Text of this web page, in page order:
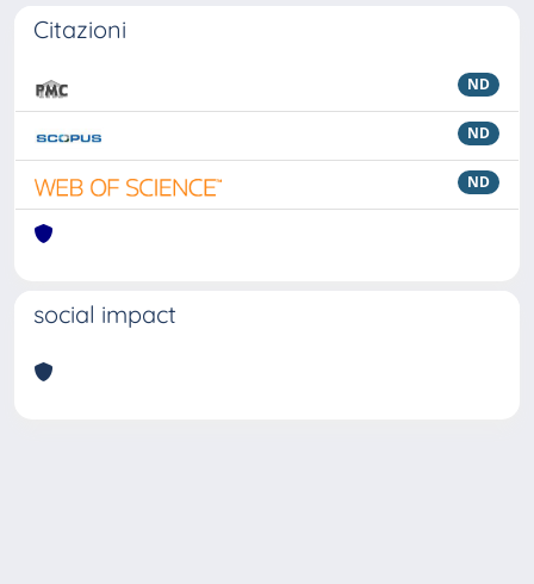
Citazioni
ND
ND
ND
social impact